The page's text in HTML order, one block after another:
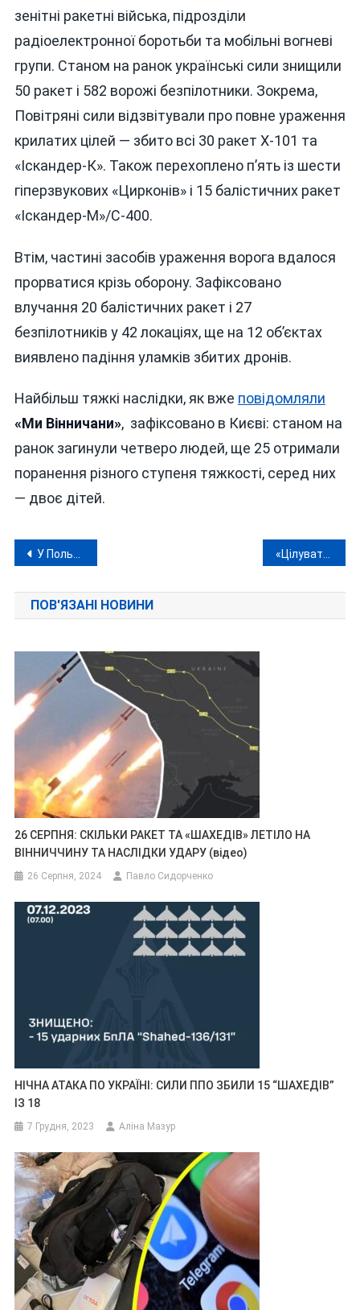
зенітні ракетні війська, підрозділи
радіоелектронної боротьби та мобільні вогневі
групи. Станом на ранок українські сили знищили
50 ракет і 582 ворожі безпілотники. Зокрема,
Повітряні сили відзвітували про повне ураження
крилатих цілей — збито всі 30 ракет Х-101 та
«Іскандер-К». Також перехоплено п’ять із шести
гіперзвукових «Цирконів» і 15 балістичних ракет
«Іскандер-М»/С-400.
Втім, частині засобів ураження ворога вдалося
прорватися крізь оборону. Зафіксовано
влучання 20 балістичних ракет і 27
безпілотників у 42 локаціях, ще на 12 об’єктах
виявлено падіння уламків збитих дронів.
Найбільш тяжкі наслідки, як вже повідомляли
«Ми Вінничани», зафіксовано в Києві: станом на
ранок загинули четверо людей, ще 25 отримали
поранення різного ступеня тяжкості, серед них
— двоє дітей.
Навігація
записів
У Польщі за чотири дні зібрали півмільйона злотих на автобуси для Вінниці
ПОВ'ЯЗАНІ НОВИНИ
26 СЕРПНЯ: СКІЛЬКИ РАКЕТ ТА «ШАХЕДІВ» ЛЕТІЛО НА
ВІННИЧЧИНУ ТА НАСЛІДКИ УДАРУ (відео)
26 Серпня, 2024 Павло Сидорченко
НІЧНА АТАКА ПО УКРАЇНІ: СИЛИ ППО ЗБИЛИ 15 “ШАХЕДІВ”
ІЗ 18
7 Грудня, 2023 Аліна Мазур